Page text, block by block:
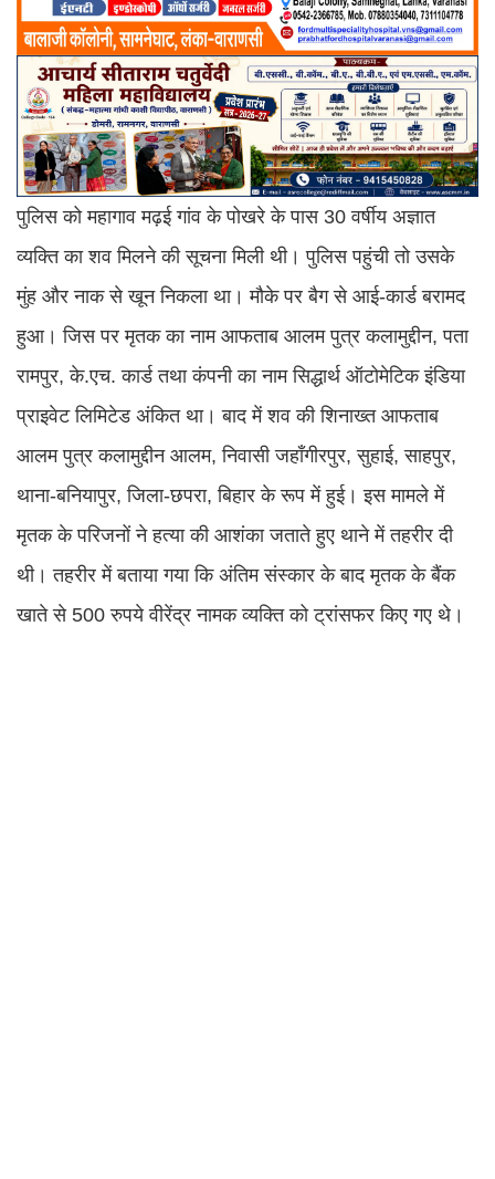
पुलिस को महागाव मढ़ई गांव के पोखरे के पास 30 वर्षीय अज्ञात
व्यक्ति का शव मिलने की सूचना मिली थी। पुलिस पहुंची तो उसके
मुंह और नाक से खून निकला था। मौके पर बैग से आई-कार्ड बरामद
हुआ। जिस पर मृतक का नाम आफताब आलम पुत्र कलामुद्दीन, पता
रामपुर, के.एच. कार्ड तथा कंपनी का नाम सिद्धार्थ ऑटोमेटिक इंडिया
प्राइवेट लिमिटेड अंकित था। बाद में शव की शिनाख्त आफताब
आलम पुत्र कलामुद्दीन आलम, निवासी जहाँगीरपुर, सुहाई, साहपुर,
थाना-बनियापुर, जिला-छपरा, बिहार के रूप में हुई। इस मामले में
मृतक के परिजनों ने हत्या की आशंका जताते हुए थाने में तहरीर दी
थी। तहरीर में बताया गया कि अंतिम संस्कार के बाद मृतक के बैंक
खाते से 500 रुपये वीरेंद्र नामक व्यक्ति को ट्रांसफर किए गए थे।